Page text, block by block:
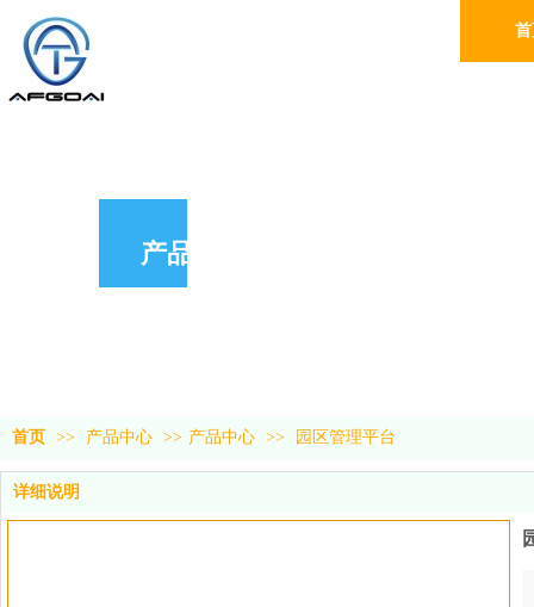
产品中心
首页 >> 产品中心 >> 产品中心 >> 园区管理平台
详细说明